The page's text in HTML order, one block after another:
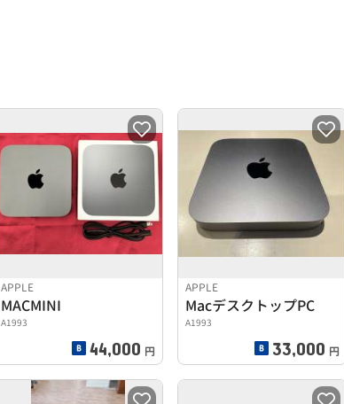
APPLE
MACMINI
A1993
44,000 円
APPLE
MacデスクトップPC
A1993
33,000 円